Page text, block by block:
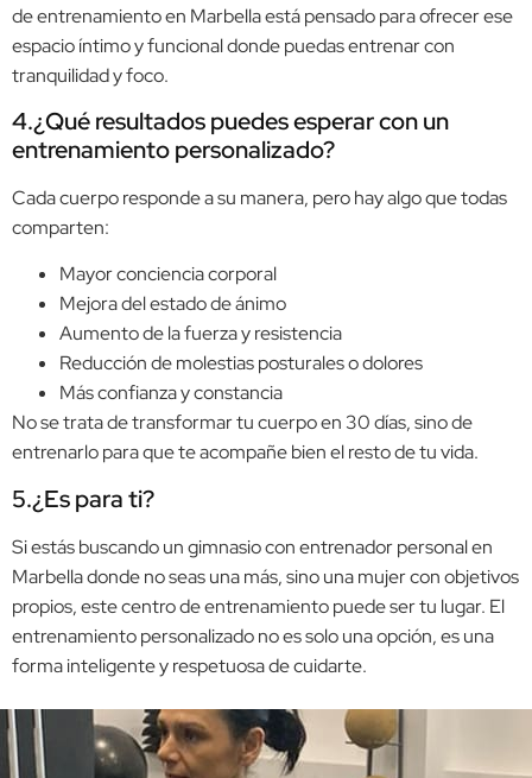
de entrenamiento en Marbella está pensado para ofrecer ese
espacio íntimo y funcional donde puedas entrenar con
tranquilidad y foco.
4.¿Qué resultados puedes esperar con un
entrenamiento personalizado?
Cada cuerpo responde a su manera, pero hay algo que todas
comparten:
Mayor conciencia corporal
Mejora del estado de ánimo
Aumento de la fuerza y resistencia
Reducción de molestias posturales o dolores
Más confianza y constancia
No se trata de transformar tu cuerpo en 30 días, sino de
entrenarlo para que te acompañe bien el resto de tu vida.
5.¿Es para ti?
Si estás buscando un gimnasio con entrenador personal en
Marbella donde no seas una más, sino una mujer con objetivos
propios, este centro de entrenamiento puede ser tu lugar. El
entrenamiento personalizado no es solo una opción, es una
forma inteligente y respetuosa de cuidarte.